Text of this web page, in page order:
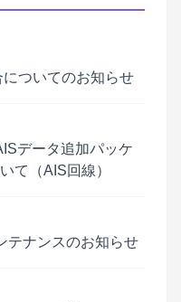
についてのお知らせ
データ追加パッケ
て（AIS回線）
テナンスのお知らせ